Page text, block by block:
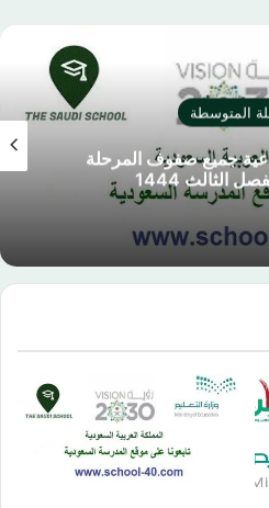
المتوسطة
جميع صفوف المرحلة
الثالث 1444